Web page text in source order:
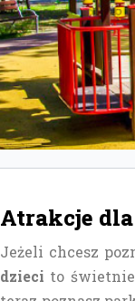
Atrakcje
Jeżeli chcesz
dzieci to